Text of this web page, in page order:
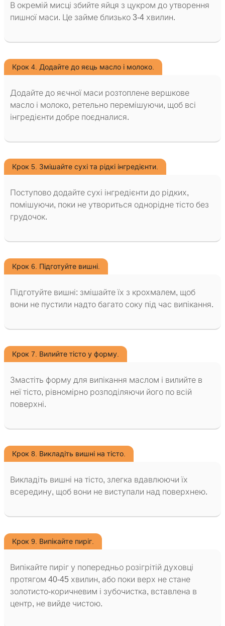
В окремій мисці збийте яйця з цукром до утворення
пишної маси. Це займе близько 3-4 хвилин.
Крок 4. Додайте до яєць масло і молоко.
Додайте до яєчної маси розтоплене вершкове
масло і молоко, ретельно перемішуючи, щоб всі
інгредієнти добре поєдналися.
Крок 5. Змішайте сухі та рідкі інгредієнти.
Поступово додайте сухі інгредієнти до рідких,
помішуючи, поки не утвориться однорідне тісто без
грудочок.
Крок 6. Підготуйте вишні.
Підготуйте вишні: змішайте їх з крохмалем, щоб
вони не пустили надто багато соку під час випікання.
Крок 7. Вилийте тісто у форму.
Змастіть форму для випікання маслом і вилийте в
неї тісто, рівномірно розподіляючи його по всій
поверхні.
Крок 8. Викладіть вишні на тісто.
Викладіть вишні на тісто, злегка вдавлюючи їх
всередину, щоб вони не виступали над поверхнею.
Крок 9. Випікайте пиріг.
Випікайте пиріг у попередньо розігрітій духовці
протягом 40-45 хвилин, або поки верх не стане
золотисто-коричневим і зубочистка, вставлена в
центр, не вийде чистою.